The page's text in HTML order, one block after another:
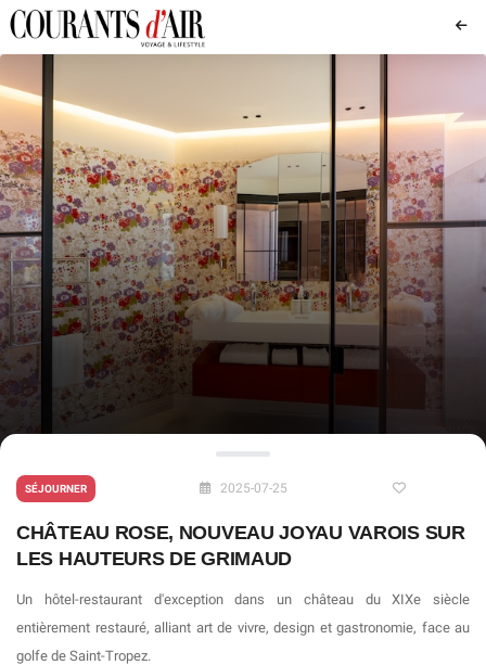
SÉJOURNER 2025-07-25
CHÂTEAU ROSE, NOUVEAU JOYAU VAROIS SUR
LES HAUTEURS DE GRIMAUD
Un hôtel-restaurant d'exception dans un château du XIXe siècle
entièrement restauré, alliant art de vivre, design et gastronomie, face au
golfe de Saint-Tropez.